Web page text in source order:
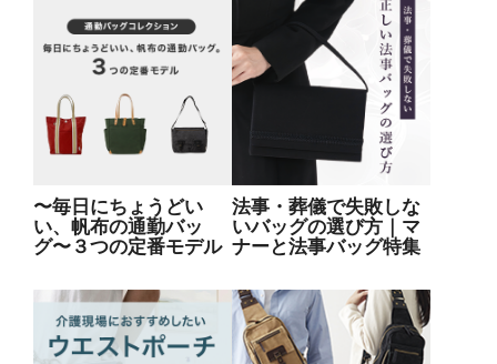
〜毎日にちょうどい
い、帆布の通勤バッ
グ〜３つの定番モデル
法事・葬儀で失敗しな
いバッグの選び方｜マ
ナーと法事バッグ特集